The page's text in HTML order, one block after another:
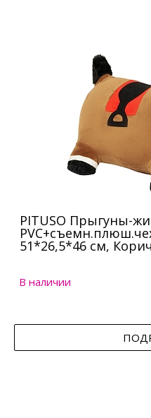
PITUSO Прыгуны-
51*26,5*46 см,
В наличии